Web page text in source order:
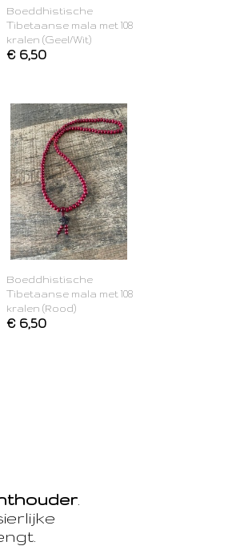
Boeddhistische
Tibetaanse mala met 108
kralen (Geel/Wit)
€ 6,50
Boeddhistische
Tibetaanse mala met 108
kralen (Rood)
€ 6,50
.